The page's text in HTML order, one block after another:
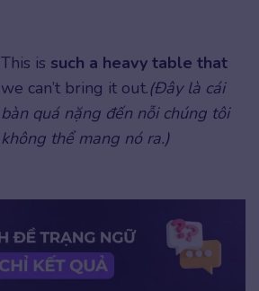
This is such a heavy table that
we can’t bring it out.(Đây là cái
bàn quá nặng đến nỗi chúng tôi
không thể mang nó ra.)